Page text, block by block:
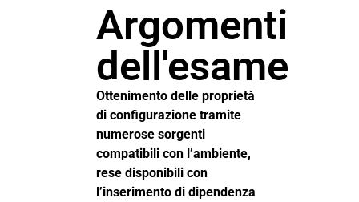
Argomenti
dell'esame
Ottenimento delle proprietà
di configurazione tramite
numerose sorgenti
compatibili con l’ambiente,
rese disponibili con
l’inserimento di dipendenza